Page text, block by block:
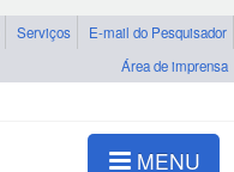
Serviços
E-mail do Pesquisador
Área de imprensa
MENU